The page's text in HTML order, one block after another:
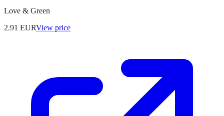
Love & Green
2.91 EURView price